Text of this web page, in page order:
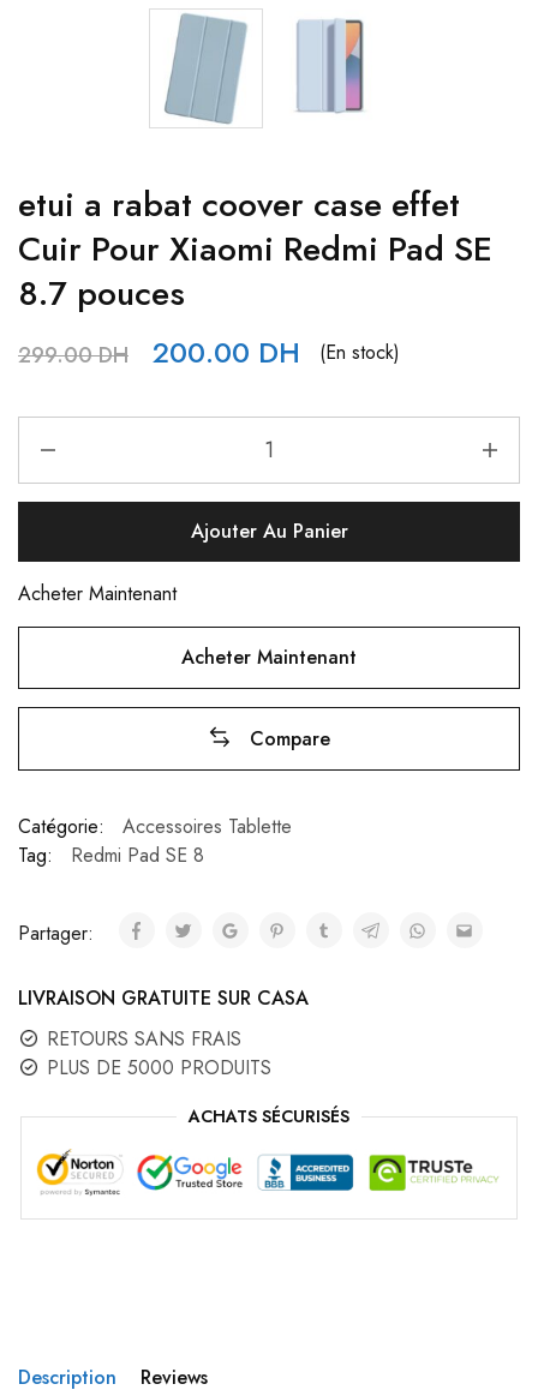
etui a rabat coover case effet
Cuir Pour Xiaomi Redmi Pad SE
8.7 pouces
299.00DH 200.00 DH (En stock)
Ajouter Au Panier
Acheter Maintenant
Acheter Maintenant
Compare
Catégorie:
Accessoires Tablette
Tag:
Redmi Pad SE 8
Partager:
LIVRAISON GRATUITE SUR CASA
RETOURS SANS FRAIS
PLUS DE 5000 PRODUITS
ACHATS SÉCURISÉS
Description Reviews